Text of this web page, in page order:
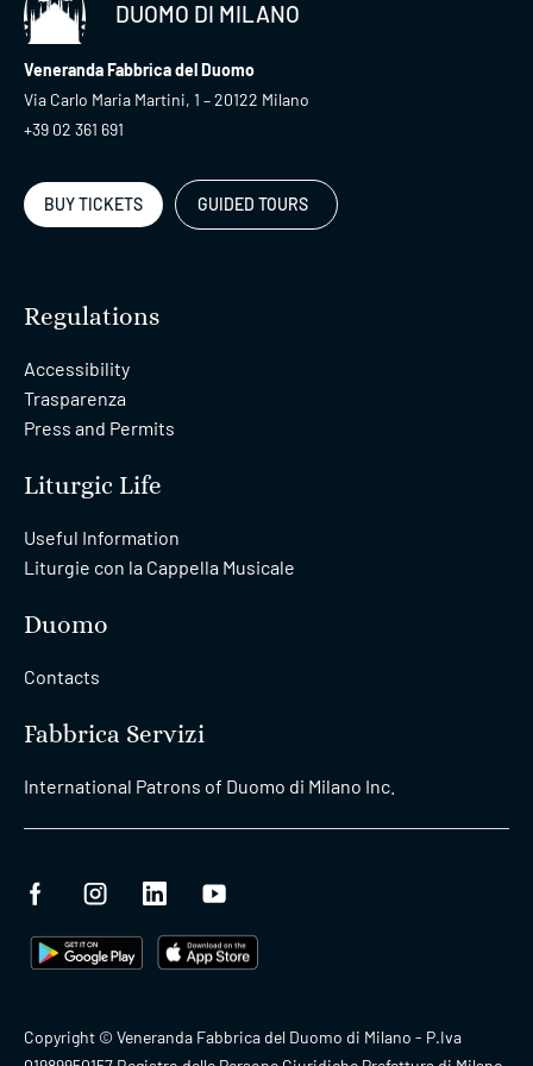
DUOMO DI MILANO
Veneranda Fabbrica del Duomo
Via Carlo Maria Martini, 1 – 20122 Milano
+39 02 361 691
BUY TICKETS GUIDED TOURS
Regulations
Accessibility
Trasparenza
Press and Permits
Liturgic Life
Useful Information
Liturgie con la Cappella Musicale
Duomo
Contacts
Fabbrica Servizi
International Patrons of Duomo di Milano Inc.
Copyright © Veneranda Fabbrica del Duomo di Milano - P.Iva